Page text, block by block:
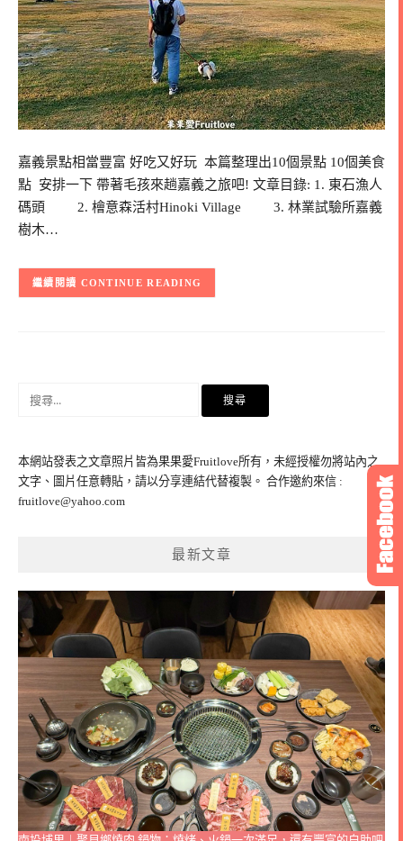
嘉義景點相當豐富 好吃又好玩 本篇整理出10個景點 10個美食
點 安排一下 帶著毛孩來趟嘉義之旅吧! 文章目錄: 1. 東石漁人
碼頭 2. 檜意森活村Hinoki Village 3. 林業試驗所嘉義
樹木…
CONTINUE READING
字:
本網站發表之文章照片皆為果果愛Fruitlove所有，未經授權勿將站內之
文字、圖片任意轉貼，請以分享連結代替複製。 合作邀約來信 :
fruitlove@yahoo.com
最新文章